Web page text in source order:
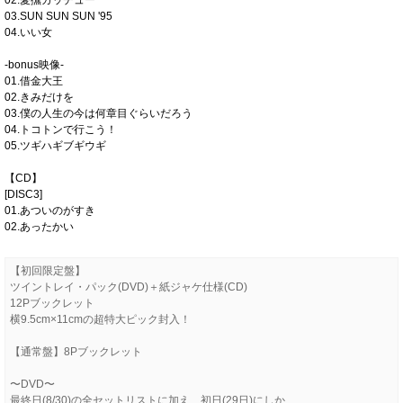
03.SUN SUN SUN '95
04.いい女
-bonus映像-
01.借金大王
02.きみだけを
03.僕の人生の今は何章目ぐらいだろう
04.トコトンで行こう！
05.ツギハギブギウギ
【CD】
[DISC3]
01.あついのがすき
02.あったかい
【初回限定盤】
ツイントレイ・パック(DVD)＋紙ジャケ仕様(CD)
12Pブックレット
横9.5cm×11cmの超特大ピック封入！
【通常盤】8Pブックレット
〜DVD〜
最終日(8/30)の全セットリストに加え、初日(29日)にしか